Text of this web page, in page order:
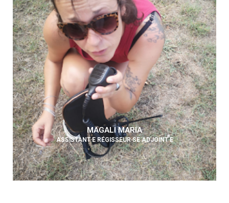
MAGALI MARIA
ASSISTANT·E RÉGISSEUR·SE ADJOINT·E